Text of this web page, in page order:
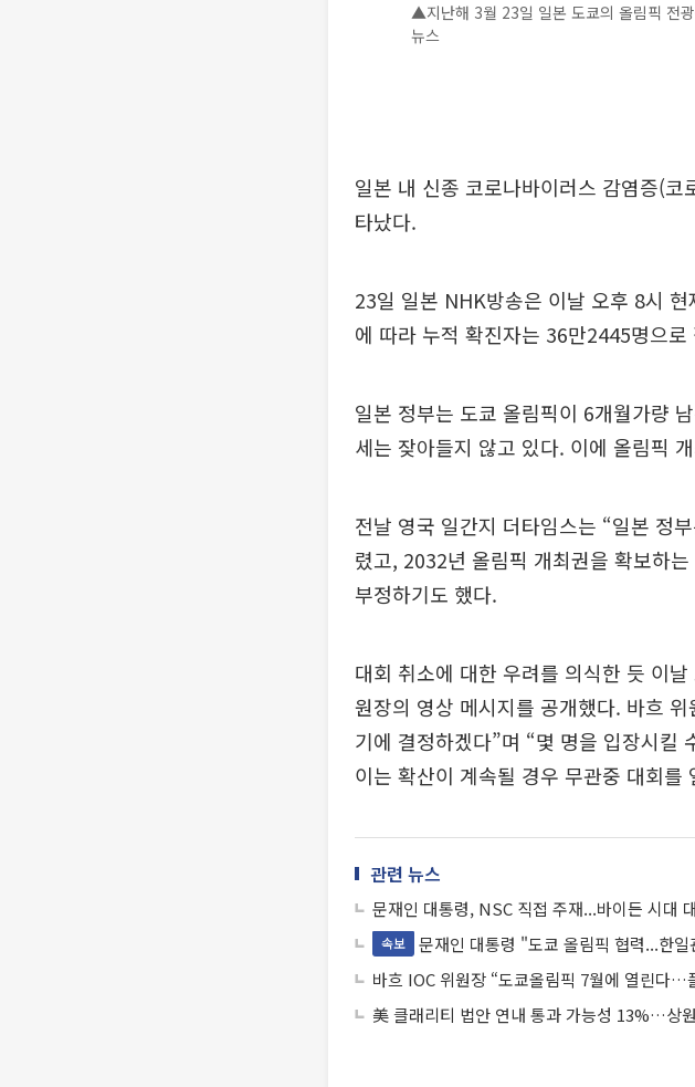
▲지난해 3월 23일 일본 도쿄의 올림픽 전
뉴스
일본 내 신종 코로나바이러스 감염증(
타났다.
23일 일본 NHK방송은 이날 오후 8시
에 따라 누적 확진자는 36만2445명으
일본 정부는 도쿄 올림픽이 6개월가량
세는 잦아들지 않고 있다. 이에 올림픽
전날 영국 일간지 더타임스는 “일본 정
렸고, 2032년 올림픽 개최권을 확보하
부정하기도 했다.
대회 취소에 대한 우려를 의식한 듯 이
원장의 영상 메시지를 공개했다. 바흐
기에 결정하겠다”며 “몇 명을 입장시킬
이는 확산이 계속될 경우 무관중 대회
관련 뉴스
문재인 대통령, NSC 직접 주재...바이든 시대
속보
문재인 대통령 "도쿄 올림픽 협력...한
바흐 IOC 위원장 “도쿄올림픽 7월에 열린다…
美 클래리티 법안 연내 통과 가능성 13%…상